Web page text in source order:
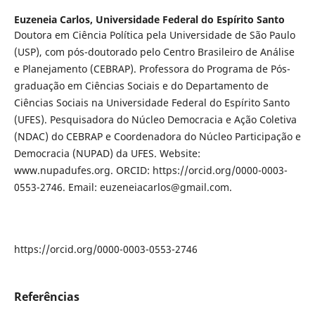
Euzeneia Carlos, Universidade Federal do Espírito Santo
Doutora em Ciência Política pela Universidade de São Paulo
(USP), com pós-doutorado pelo Centro Brasileiro de Análise
e Planejamento (CEBRAP). Professora do Programa de Pós-
graduação em Ciências Sociais e do Departamento de
Ciências Sociais na Universidade Federal do Espírito Santo
(UFES). Pesquisadora do Núcleo Democracia e Ação Coletiva
(NDAC) do CEBRAP e Coordenadora do Núcleo Participação e
Democracia (NUPAD) da UFES. Website:
www.nupadufes.org. ORCID: https://orcid.org/0000-0003-
0553-2746. Email: euzeneiacarlos@gmail.com.
https://orcid.org/0000-0003-0553-2746
Referências